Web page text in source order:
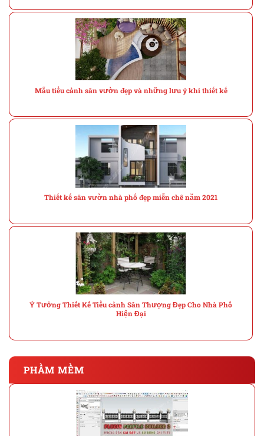
Mẫu tiểu cảnh sân vườn đẹp và những lưu ý khi thiết kế
Thiết kế sân vườn nhà phố đẹp miễn chê năm 2021
Ý Tưởng Thiết Kế Tiểu cảnh Sân Thượng Đẹp Cho Nhà Phố
Hiện Đại
PHẦM MỀM